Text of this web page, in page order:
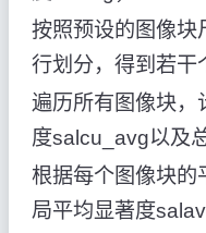
按照预设的图像块
行划分，得到若干
遍历所有图像块，
度salcu_avg以及
根据每个图像块
局平均显著度